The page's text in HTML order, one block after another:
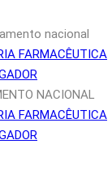
nacional
FARMACÊUTICA
NACIONAL
FARMACÊUTICA